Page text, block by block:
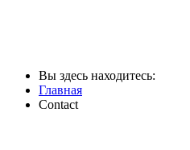
Вы здесь находитесь:
Главная
Contact